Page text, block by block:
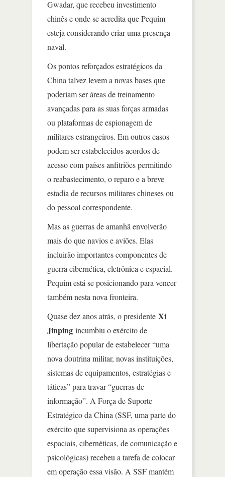
Gwadar, que recebeu investimento
chinês e onde se acredita que Pequim
esteja considerando criar uma presença
naval.
Os pontos reforçados estratégicos da
China talvez levem a novas bases que
poderiam ser áreas de treinamento
avançadas para as suas forças armadas
ou plataformas de espionagem de
militares estrangeiros. Em outros casos
podem ser estabelecidos acordos de
acesso com países anfitriões permitindo
o reabastecimento, o reparo e a breve
estadia de recursos militares chineses ou
do pessoal correspondente.
Mas as guerras de amanhã envolverão
mais do que navios e aviões. Elas
incluirão importantes componentes de
guerra cibernética, eletrônica e espacial.
Pequim está se posicionando para vencer
também nesta nova fronteira.
Quase dez anos atrás, o presidente Xi
Jinping incumbiu o exército de
libertação popular de estabelecer “uma
nova doutrina militar, novas instituições,
sistemas de equipamentos, estratégias e
táticas” para travar “guerras de
informação”. A Força de Suporte
Estratégico da China (SSF, uma parte do
exército que supervisiona as operações
espaciais, cibernéticas, de comunicação e
psicológicas) recebeu a tarefa de colocar
em operação essa visão. A SSF mantém